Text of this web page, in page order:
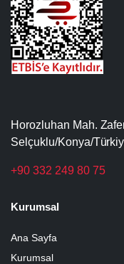
Horozluhan Mah.
Selçuklu/Konya/
+90 332 249 80 75
Kurumsal
Ana Sayfa
Kurumsal